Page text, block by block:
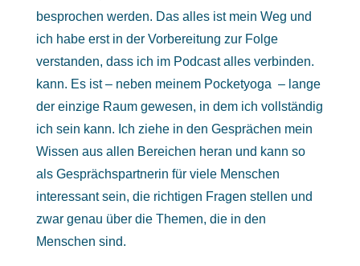
besprochen werden. Das alles ist mein Weg und
ich habe erst in der Vorbereitung zur Folge
verstanden, dass ich im Podcast alles verbinden.
kann. Es ist – neben meinem Pocketyoga – lange
der einzige Raum gewesen, in dem ich vollständig
ich sein kann. Ich ziehe in den Gesprächen mein
Wissen aus allen Bereichen heran und kann so
als Gesprächspartnerin für viele Menschen
interessant sein, die richtigen Fragen stellen und
zwar genau über die Themen, die in den
Menschen sind.